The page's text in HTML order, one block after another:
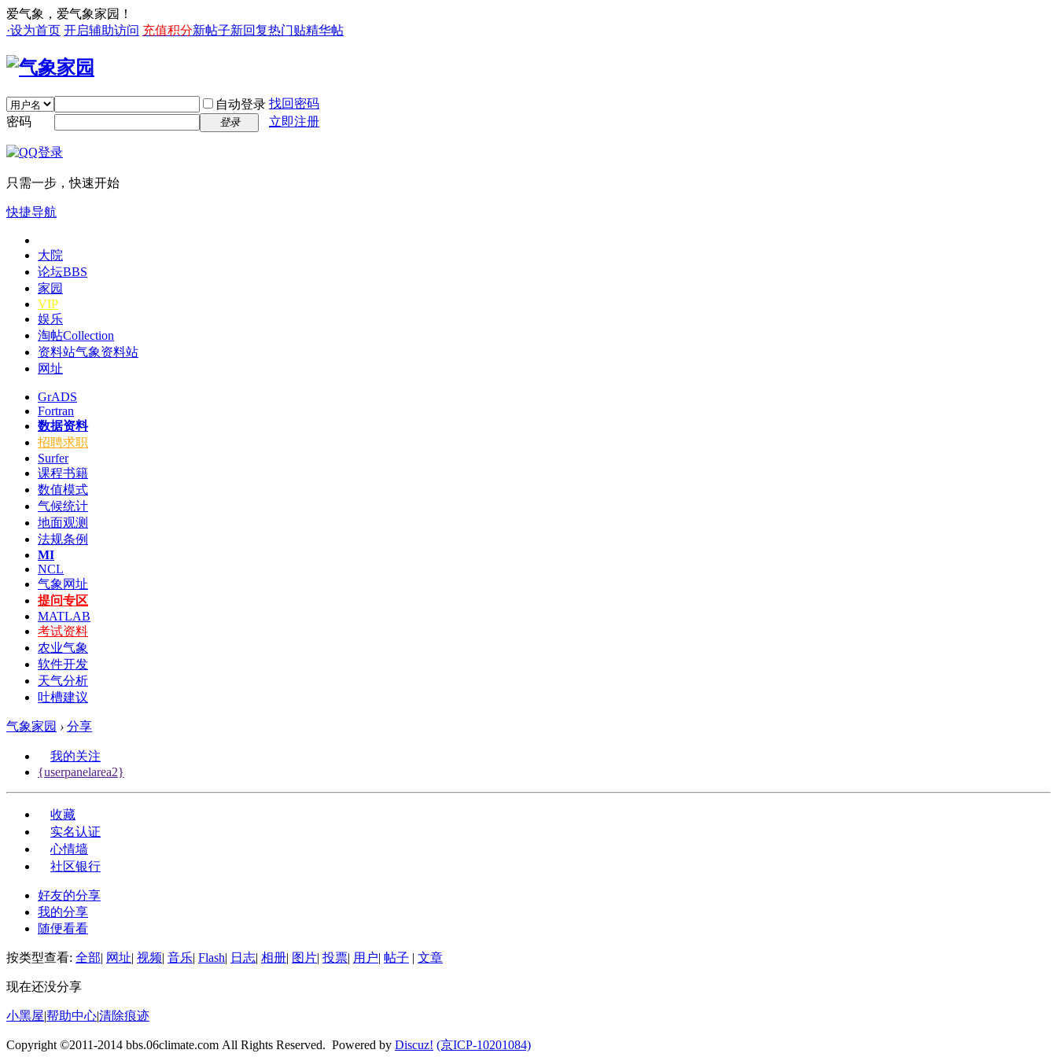
爱气象，爱气象家园！
·设为首页 开启辅助访问 充值积分新帖子新回复热门贴精华帖
自动登录 找回密码
密码
登录 立即注册
只需一步，快速开始
快捷导航
大院
论坛BBS
家园
VIP
娱乐
淘帖Collection
资料站气象资料站
网址
GrADS
Fortran
数据资料
招聘求职
Surfer
课程书籍
数值模式
气候统计
地面观测
法规条例
MI
NCL
气象网址
提问专区
MATLAB
考试资料
农业气象
软件开发
天气分析
吐槽建议
气象家园 › 分享
我的关注
{userpanelarea2}
收藏
实名认证
心情墙
社区银行
好友的分享
我的分享
随便看看
按类型查看: 全部| 网址| 视频| 音乐| Flash| 日志| 相册| 图片| 投票| 用户| 帖子 | 文章
现在还没分享
小黑屋|帮助中心|清除痕迹
Copyright ©2011-2014 bbs.06climate.com All Rights Reserved. Powered by Discuz! (京ICP-10201084)